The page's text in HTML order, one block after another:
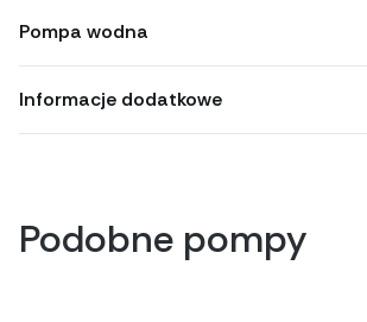
Pompa wodna
Informacje dodatkowe
Podobne pompy